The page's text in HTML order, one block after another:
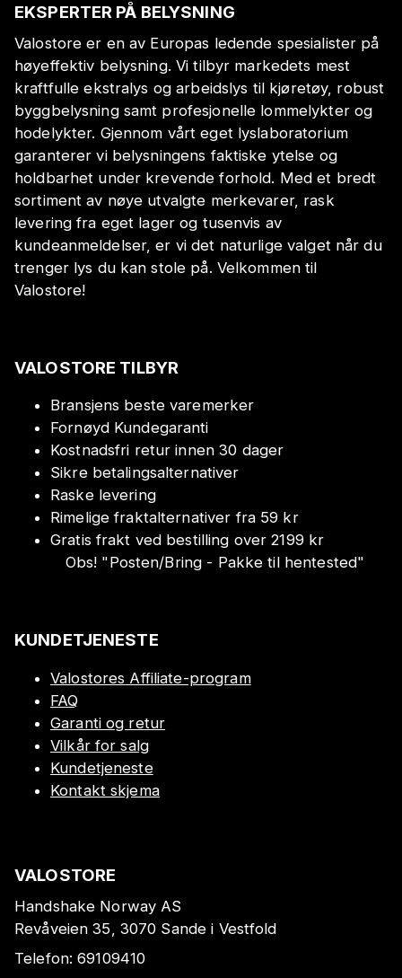
EKSPERTER PÅ BELYSNING
Valostore er en av Europas ledende spesialister på
høyeffektiv belysning. Vi tilbyr markedets mest
kraftfulle ekstralys og arbeidslys til kjøretøy, robust
byggbelysning samt profesjonelle lommelykter og
hodelykter. Gjennom vårt eget lyslaboratorium
garanterer vi belysningens faktiske ytelse og
holdbarhet under krevende forhold. Med et bredt
sortiment av nøye utvalgte merkevarer, rask
levering fra eget lager og tusenvis av
kundeanmeldelser, er vi det naturlige valget når du
trenger lys du kan stole på. Velkommen til
Valostore!
VALOSTORE TILBYR
Bransjens beste varemerker
Fornøyd Kundegaranti
Kostnadsfri retur innen 30 dager
Sikre betalingsalternativer
Raske levering
Rimelige fraktalternativer fra 59 kr
Gratis frakt ved bestilling over 2199 kr
Obs! "Posten/Bring - Pakke til hentested"
KUNDETJENESTE
Valostores Affiliate-program
FAQ
Garanti og retur
Vilkår for salg
Kundetjeneste
Kontakt skjema
VALOSTORE
Handshake Norway AS
Revåveien 35, 3070 Sande i Vestfold
Telefon:69109410